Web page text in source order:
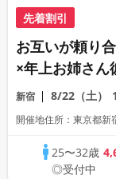
先着割引
お互いが頼り
×年上お姉さん
ィー《全席半
場》《
新宿 8/22（土）
開催地住所：東京都新
25〜32歳
◎受付中